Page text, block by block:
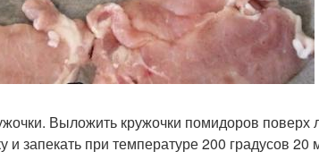
Выложить кружочки помидоров поверх
и запекать при температуре 200 градусов 20